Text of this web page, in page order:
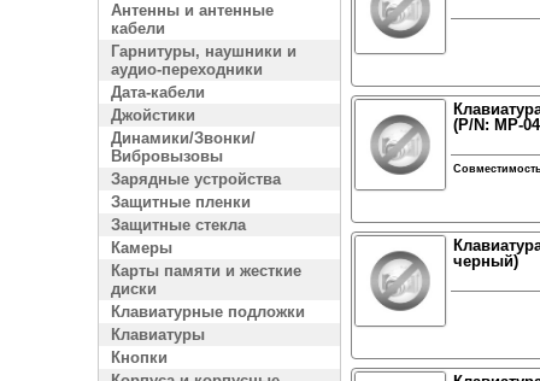
Антенны и антенные
кабели
Гарнитуры, наушники и
аудио-переходники
Дата-кабели
Джойстики
Динамики/Звонки/
Вибровызовы
Зарядные устройства
Защитные пленки
Защитные стекла
Камеры
Карты памяти и жесткие
диски
Клавиатурные подложки
Клавиатуры
Кнопки
(P/N: MP-
черный)